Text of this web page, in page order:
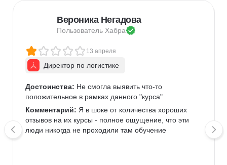
Вероника Негадова
Пользователь Хабра
13 апреля
Директор по логистике
Достоинства: Не смогла выявить что-то
положительное в рамках данного "курса"
Комментарий: Я в шоке от количества хороших
отзывов на их курсы - полное ощущение, что эти
люди никогда не проходили там обучение